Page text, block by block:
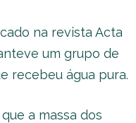
na revista Acta
um grupo de
recebeu água pura.
a massa dos